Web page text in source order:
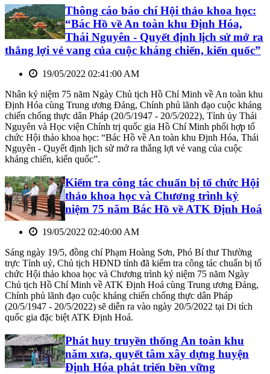
Thông cáo báo chí Hội thảo khoa học:
“Bác Hồ về An toàn khu Định Hóa,
Thái Nguyên - Quyết định lịch sử mở ra
thắng lợi vẻ vang của cuộc kháng chiến, kiến quốc”
19/05/2022 02:41:00 AM
Nhân kỷ niệm 75 năm Ngày Chủ tịch Hồ Chí Minh về An toàn khu
Định Hóa cùng Trung ương Đảng, Chính phủ lãnh đạo cuộc kháng
chiến chống thực dân Pháp (20/5/1947 - 20/5/2022), Tỉnh ủy Thái
Nguyên và Học viện Chính trị quốc gia Hồ Chí Minh phối hợp tổ
chức Hội thảo khoa học: “Bác Hồ về An toàn khu Định Hóa, Thái
Nguyên - Quyết định lịch sử mở ra thắng lợi vẻ vang của cuộc
kháng chiến, kiến quốc”.
Kiểm tra công tác chuẩn bị tổ chức Hội
thảo khoa học và Chương trình kỷ
niệm 75 năm Bác Hồ về ATK Định Hoá
19/05/2022 02:40:00 AM
Sáng ngày 19/5, đồng chí Phạm Hoàng Sơn, Phó Bí thư Thường
trực Tỉnh uỷ, Chủ tịch HĐND tỉnh đã kiểm tra công tác chuẩn bị tổ
chức Hội thảo khoa học và Chương trình kỷ niệm 75 năm Ngày
Chủ tịch Hồ Chí Minh về ATK Định Hoá cùng Trung ương Đảng,
Chính phủ lãnh đạo cuộc kháng chiến chống thực dân Pháp
(20/5/1947 - 20/5/2022) sẽ diễn ra vào ngày 20/5/2022 tại Di tích
quốc gia đặc biệt ATK Định Hoá.
Phát huy truyền thống An toàn khu
năm xưa, quyết tâm xây dựng huyện
Định Hóa phát triển bền vững